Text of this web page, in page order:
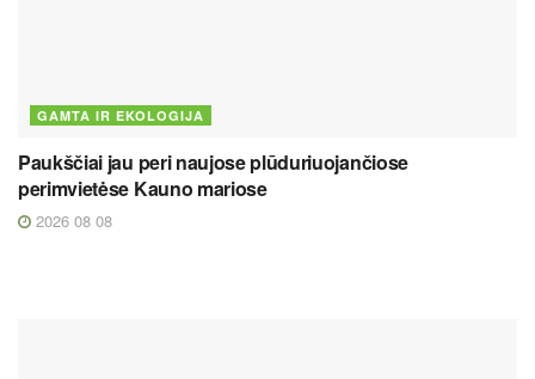
GAMTA IR EKOLOGIJA
Paukščiai jau peri naujose plūduriuojančiose
perimvietėse Kauno mariose
2026 08 08